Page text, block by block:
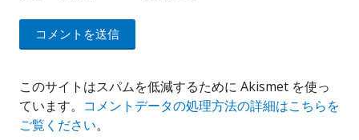
このサイトはスパムを低減するために Akismet を使っ
ています。 コメントデータの処理方法の詳細はこちらを
ご覧ください。